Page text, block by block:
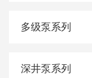
多级泵系列
深井泵系列